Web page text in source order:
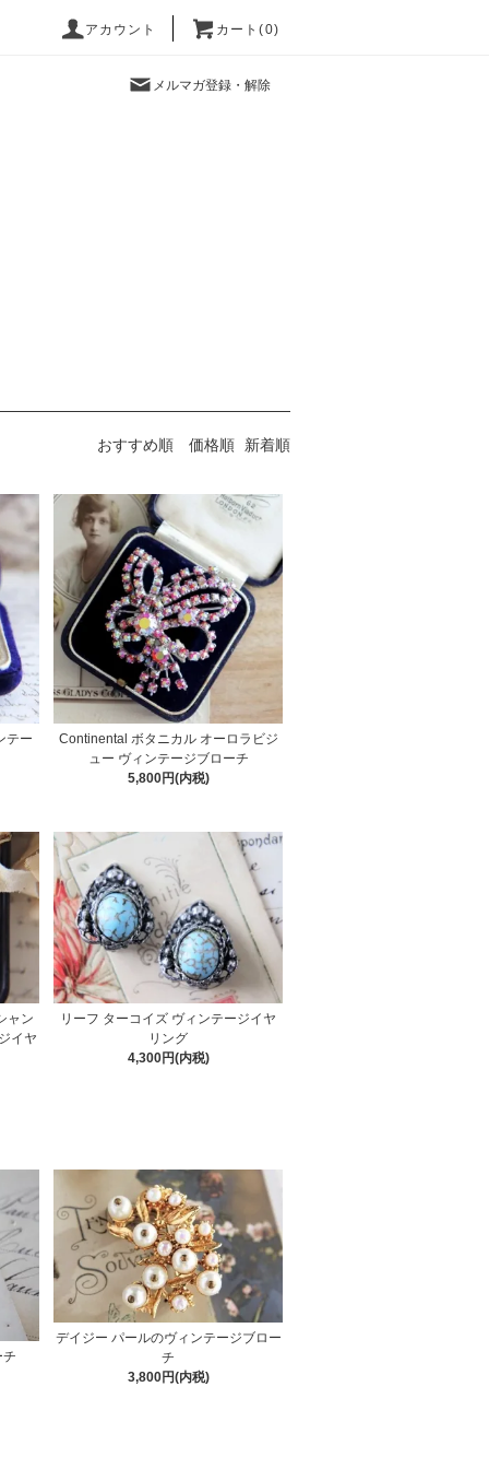
アカウント カート(0)
メルマガ登録・解除
おすすめ順 価格順 新着順
テー
Continental ボタニカル オーロラビジ
ュー ヴィンテージブローチ
5,800円(内税)
ャン
イヤ
リーフ ターコイズ ヴィンテージイヤ
リング
4,300円(内税)
チ
デイジー パールのヴィンテージブロー
チ
3,800円(内税)